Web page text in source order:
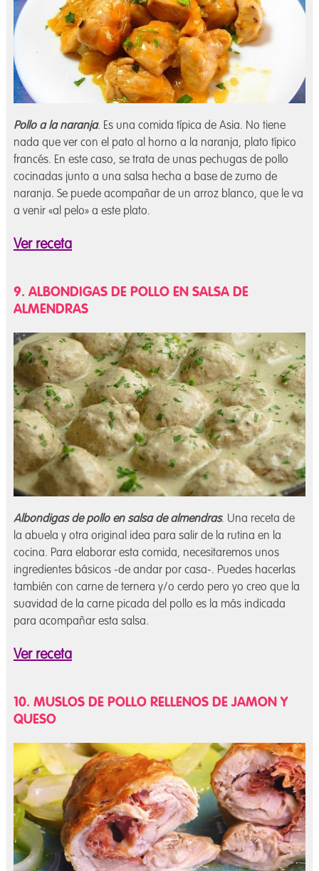
Pollo a la naranja. Es una comida típica de Asia. No tiene
nada que ver con el pato al horno a la naranja, plato típico
francés. En este caso, se trata de unas pechugas de pollo
cocinadas junto a una salsa hecha a base de zumo de
naranja. Se puede acompañar de un arroz blanco, que le va
a venir «al pelo» a este plato.
Ver receta
9. ALBONDIGAS DE POLLO EN SALSA DE
ALMENDRAS
Albondigas de pollo en salsa de almendras. Una receta de
la abuela y otra original idea para salir de la rutina en la
cocina. Para elaborar esta comida, necesitaremos unos
ingredientes básicos -de andar por casa-. Puedes hacerlas
también con carne de ternera y/o cerdo pero yo creo que la
suavidad de la carne picada del pollo es la más indicada
para acompañar esta salsa.
Ver receta
10. MUSLOS DE POLLO RELLENOS DE JAMON Y
QUESO